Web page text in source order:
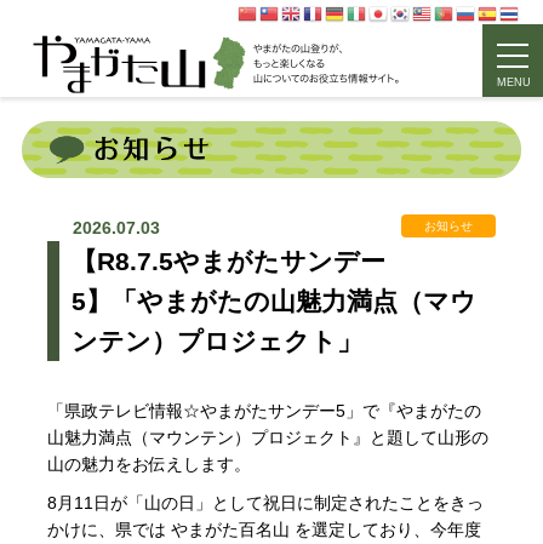
MENU
2026.07.03 お知らせ
【R8.7.5やまがたサンデー
5】「やまがたの山魅力満点（マウ
ンテン）プロジェクト」
「県政テレビ情報☆やまがたサンデー5」で『やまがたの
山魅力満点（マウンテン）プロジェクト』と題して山形の
山の魅力をお伝えします。
8月11日が「山の日」として祝日に制定されたことをきっ
かけに、県では やまがた百名山 を選定しており、今年度